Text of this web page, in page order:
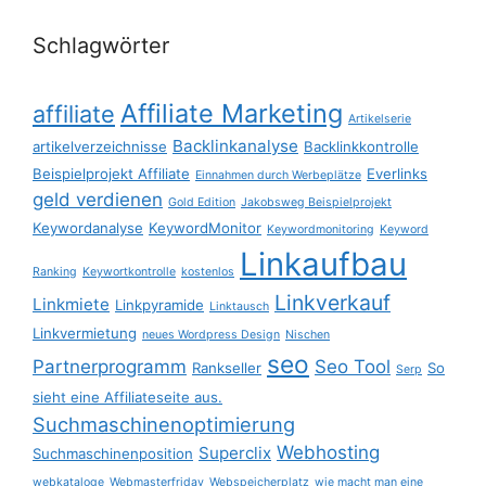
Schlagwörter
affiliate Affiliate Marketing Artikelserie
artikelverzeichnisse Backlinkanalyse Backlinkkontrolle
Beispielprojekt Affiliate Einnahmen durch Werbeplätze Everlinks
geld verdienen Gold Edition Jakobsweg Beispielprojekt
Keywordanalyse KeywordMonitor Keywordmonitoring Keyword
Ranking Keywortkontrolle kostenlos Linkaufbau
Linkmiete Linkpyramide Linktausch Linkverkauf
Linkvermietung neues Wordpress Design Nischen
Partnerprogramm Rankseller seo Seo Tool Serp So
sieht eine Affiliateseite aus.
Suchmaschinenoptimierung
Suchmaschinenposition Superclix Webhosting
webkataloge Webmasterfriday Webspeicherplatz wie macht man eine